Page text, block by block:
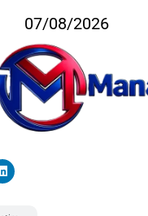
07/08/2026